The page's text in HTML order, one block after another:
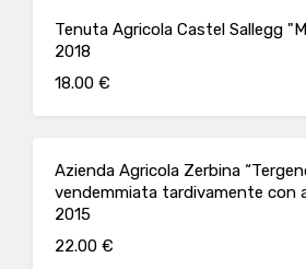
Tenuta Agricola Castel Sallegg
2018
18.00 €
Azienda Agricola Zerbina
vendemmiata tardivamente con
2015
22.00 €